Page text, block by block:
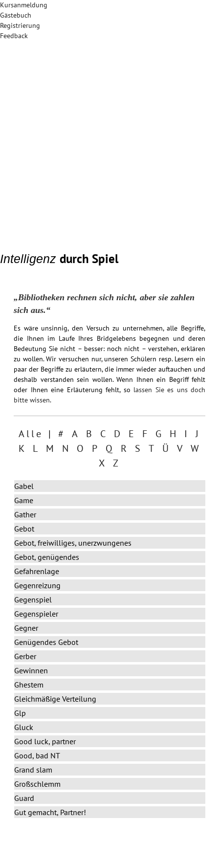
Kursanmeldung
Gästebuch
Registrierung
Feedback
„Bibliotheken rechnen sich nicht, aber sie zahlen
sich aus.“
Es wäre unsinnig, den Versuch zu unternehmen, alle Begriffe,
die Ihnen im Laufe Ihres Bridgelebens begegnen und deren
Bedeutung Sie nicht – besser: noch nicht – verstehen, erklären
zu wollen. Wir versuchen nur, unseren Schülern resp. Lesern ein
paar der Begriffe zu erläutern, die immer wieder auftauchen und
deshalb verstanden sein wollen. Wenn Ihnen ein Begriff fehlt
oder Ihnen eine Erläuterung fehlt, so lassen Sie es uns doch
bitte wissen.
Alle | # A B C D E F G H I
J
K
L M N O P Q R S T Ü V
W
X
Z
Gabel
Game
Gather
Gebot
Gebot, freiwilliges, unerzwungenes
Gebot, genügendes
Gefahrenlage
Gegenreizung
Gegenspiel
Gegenspieler
Gegner
Genügendes Gebot
Gerber
Gewinnen
Ghestem
Gleichmäßige Verteilung
Glp
Gluck
Good luck, partner
Good, bad NT
Grand slam
Großschlemm
Guard
Gut gemacht, Partner!
Intelligenz durch Spiel